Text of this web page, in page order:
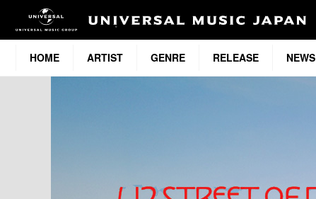
HOME ARTIST GENRE RELEASE NEWS